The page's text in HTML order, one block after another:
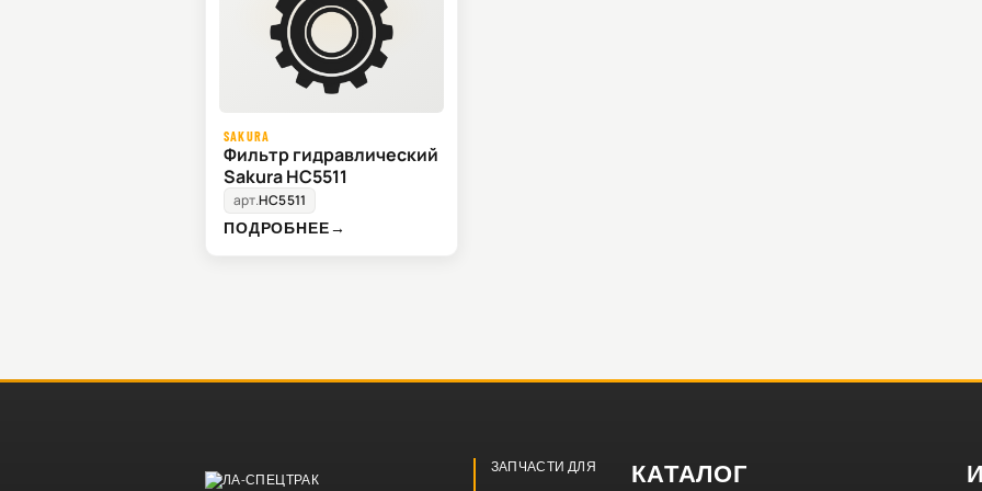
SAKURA
Фильтр гидравлический
Sakura HC5511
арт.HC5511
ПОДРОБНЕЕ→
ЗАПЧАСТИ ДЛЯ КАТАЛОГ